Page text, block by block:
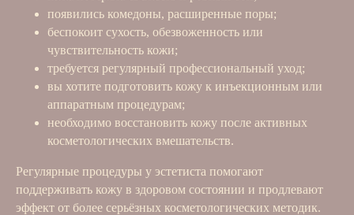
появились комедоны, расширенные поры;
беспокоит сухость, обезвоженность или
чувствительность кожи;
требуется регулярный профессиональный уход;
вы хотите подготовить кожу к инъекционным или
аппаратным процедурам;
необходимо восстановить кожу после активных
косметологических вмешательств.
Регулярные процедуры у эстетиста помогают
поддерживать кожу в здоровом состоянии и продлевают
эффект от более серьёзных косметологических методик.